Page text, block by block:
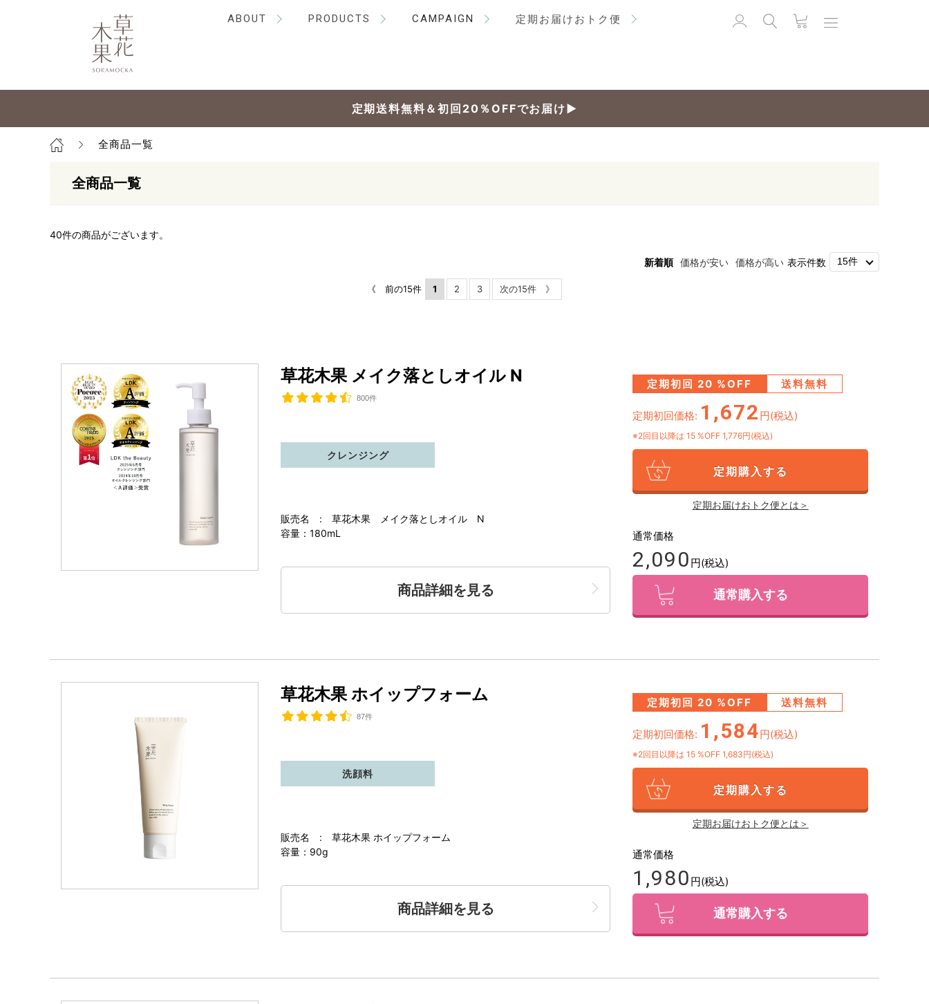
ABOUT PRODUCTS CAMPAIGN 定期お届けおトク便
定期送料無料＆初回20％OFFでお届け▶
全商品一覧
全商品一覧
40件の商品がございます。
新着順 価格が安い 価格が高い 表示件数
《 前の15件 1 2 3 次の15件 》
草花木果 メイク落としオイル N
800件
販売名 : 草花木果 メイク落としオイル N
容量：180mL
クレンジング
商品詳細を見る
定期初回 20 %OFF 送料無料
定期初回価格: 1,672 円(税込)
※2回目以降は 15 %OFF 1,776円(税込)
定期購入する
定期お届けおトク便とは＞
通常価格
2,090 円(税込)
通常購入する
草花木果 ホイップフォーム
87件
販売名 : 草花木果 ホイップフォーム
容量：90g
洗顔料
商品詳細を見る
定期初回 20 %OFF 送料無料
定期初回価格: 1,584円(税込)
※2回目以降は 15 %OFF 1,683円(税込)
定期購入する
定期お届けおトク便とは＞
通常価格
1,980 円(税込)
通常購入する